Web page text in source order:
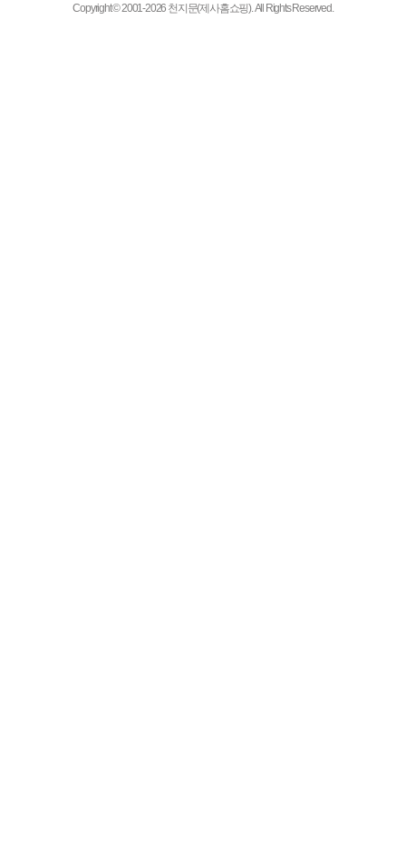
Copyright © 2001-2026 천지문(제사홈쇼핑). All Rights Reserved.